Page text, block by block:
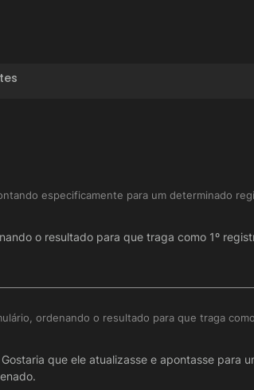
especificamente para um determinado
o resultado para que traga como 1º
ordenando o resultado para que traga
que ele atualizasse e apontasse para